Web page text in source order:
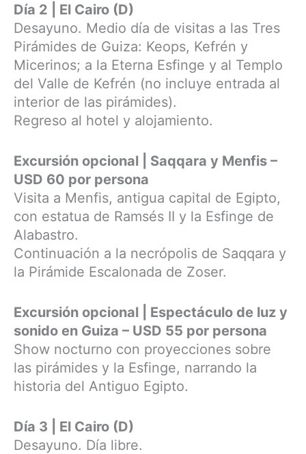
Día 2 | El Cairo (D)
Desayuno. Medio día de visitas a las Tres
Pirámides de Guiza: Keops, Kefrén y
Micerinos; a la Eterna Esfinge y al Templo
del Valle de Kefrén (no incluye entrada al
interior de las pirámides).
Regreso al hotel y alojamiento.
Excursión opcional | Saqqara y Menfis –
USD 60 por persona
Visita a Menfis, antigua capital de Egipto,
con estatua de Ramsés II y la Esfinge de
Alabastro.
Continuación a la necrópolis de Saqqara y
la Pirámide Escalonada de Zoser.
Excursión opcional | Espectáculo de luz y
sonido en Guiza – USD 55 por persona
Show nocturno con proyecciones sobre
las pirámides y la Esfinge, narrando la
historia del Antiguo Egipto.
Día 3 | El Cairo (D)
Desayuno. Día libre.